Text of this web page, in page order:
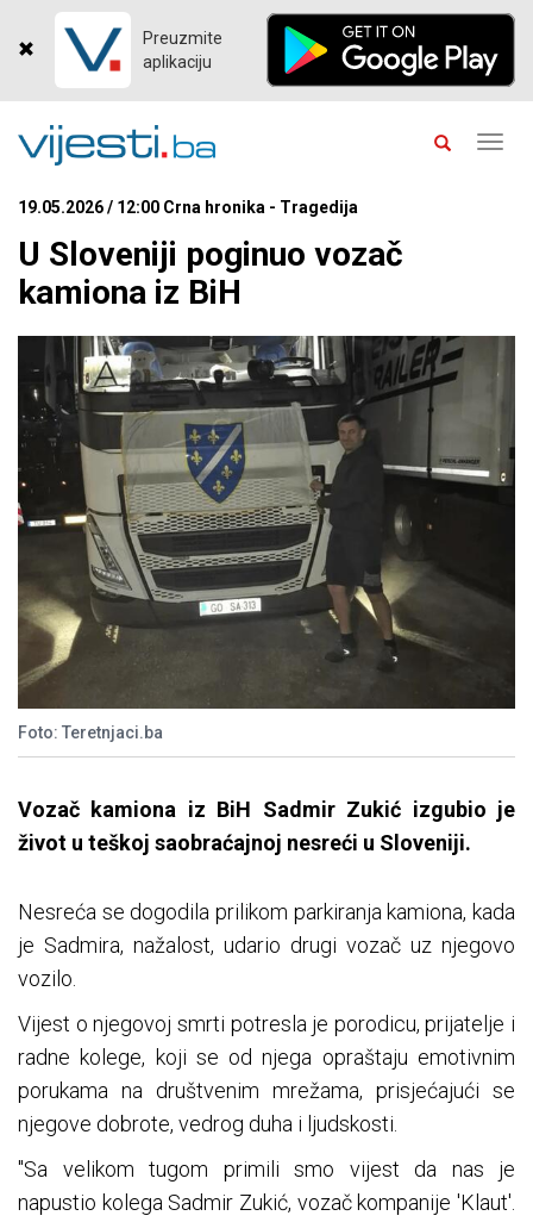
Preuzmite
aplikaciju
19.05.2026 / 12:00 Crna hronika - Tragedija
U Sloveniji poginuo vozač
kamiona iz BiH
Foto: Teretnjaci.ba
Vozač kamiona iz BiH Sadmir Zukić izgubio je
život u teškoj saobraćajnoj nesreći u Sloveniji.
Nesreća se dogodila prilikom parkiranja kamiona, kada
je Sadmira, nažalost, udario drugi vozač uz njegovo
vozilo.
Vijest o njegovoj smrti potresla je porodicu, prijatelje i
radne kolege, koji se od njega opraštaju emotivnim
porukama na društvenim mrežama, prisjećajući se
njegove dobrote, vedrog duha i ljudskosti.
"Sa velikom tugom primili smo vijest da nas je
napustio kolega Sadmir Zukić, vozač kompanije 'Klaut'.